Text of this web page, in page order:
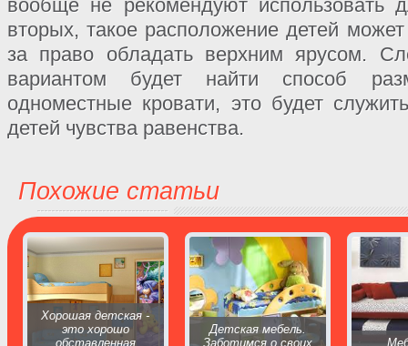
вообще не рекомендуют использовать
вторых, такое расположение детей
за право обладать верхним ярусом.
вариантом будет найти способ
одноместные кровати, это будет
детей чувства равенства.
Похожие статьи
Хорошая детская -
это хорошо
обставленная
Детская мебель.
Заботимся о своих